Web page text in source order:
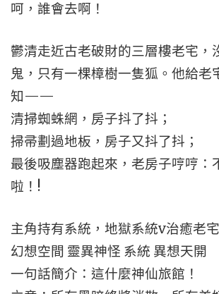
呵，誰會去啊！
鬱清走近古老破財的三層樓老宅，
鬼，只有一棵樟樹一隻狐。他給老
知——
清掃蜘蛛網，房子抖了抖；
掃帚劃過地板，房子又抖了抖；
最後吸塵器跑起來，老房子哼哼：
啦！!
主角持有系統，地獄系統v治癒老宅
幻想空間 靈異神怪 系統 異想天開
一句話簡介：這什麼神仙旅館！